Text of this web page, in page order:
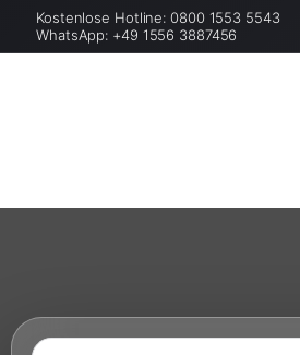
Kostenlose Hotline: 0800 1553 5543
WhatsApp: +49 1556 3887456